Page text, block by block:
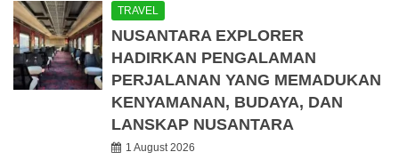
TRAVEL
NUSANTARA EXPLORER
HADIRKAN PENGALAMAN
PERJALANAN YANG MEMADUKAN
KENYAMANAN, BUDAYA, DAN
LANSKAP NUSANTARA
1 August 2026